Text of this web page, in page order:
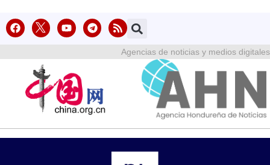
Agencias de noticias y medios digitales